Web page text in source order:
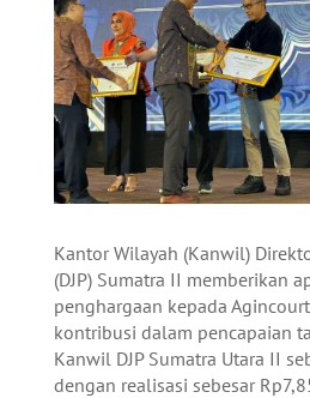
Kantor Wilayah (Kanwil)
(DJP) Sumatra II memberikan
penghargaan kepada
kontribusi dalam pencapaian
Kanwil DJP Sumatra Utara II
dengan realisasi sebesar